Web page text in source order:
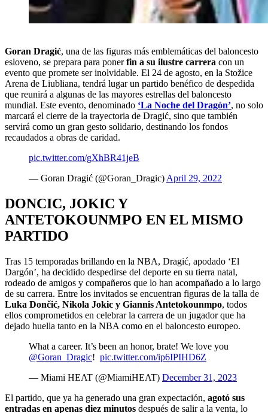
Goran Dragić, una de las figuras más emblemáticas del baloncesto
esloveno, se prepara para ponerfin a su ilustre carrera con un
evento que promete ser inolvidable. El 24 de agosto, en la Stožice
Arena de Liubliana, tendrá lugar un partido benéfico de despedida
que reunirá a algunas de las mayores estrellas del baloncesto
mundial. Este evento, denominado ‘La Noche del Dragón’, no solo
marcará el cierre de la trayectoria de Dragić, sino que también
servirá como un gran gesto solidario, destinando los fondos
recaudados a obras de caridad.
pic.twitter.com/gXhBR41jeB
— Goran Dragić (@Goran_Dragic) April 29, 2022
DONCIC, JOKIC Y
ANTETOKOUNMPO EN EL MISMO
PARTIDO
Tras 15 temporadas brillando en la NBA, Dragić, apodado ‘El
Dargón’, ha decidido despedirse del deporte en su tierra natal,
rodeado de amigos y compañeros que lo han acompañado a lo largo
de su carrera. Entre los invitados se encuentran figuras de la talla de
Luka Dončić, Nikola Jokic y Giannis Antetokounmpo, todos
ellos comprometidos en celebrar la carrera de un jugador que ha
dejado huella tanto en la NBA como en el baloncesto europeo.
What a career. It’s been an honor, brate! We love you
@Goran_Dragic! pic.twitter.com/ip6IPIHD6Z
— Miami HEAT (@MiamiHEAT) December 31, 2023
El partido, que ya ha generado una gran expectación, agotó sus
entradas en apenas diez minutos después de salir a la venta, lo